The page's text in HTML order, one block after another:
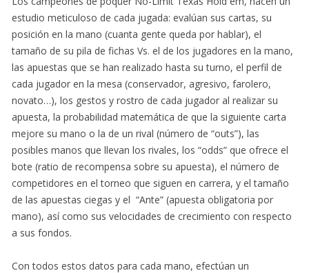
estudio meticuloso de cada jugada: evalúan sus cartas, su
posición en la mano (cuanta gente queda por hablar), el
tamaño de su pila de fichas Vs. el de los jugadores en la mano,
las apuestas que se han realizado hasta su turno, el perfil de
cada jugador en la mesa (conservador, agresivo, farolero,
novato…), los gestos y rostro de cada jugador al realizar su
apuesta, la probabilidad matemática de que la siguiente carta
mejore su mano o la de un rival (número de “outs”), las
posibles manos que llevan los rivales, los “odds” que ofrece el
bote (ratio de recompensa sobre su apuesta), el número de
competidores en el torneo que siguen en carrera, y el tamaño
de las apuestas ciegas y el “Ante” (apuesta obligatoria por
mano), así como sus velocidades de crecimiento con respecto
a sus fondos.
Con todos estos datos para cada mano, efectúan un